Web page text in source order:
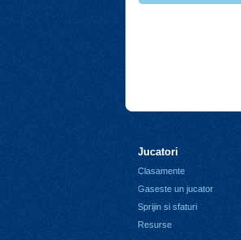
Jucatori
Clasamente
Gaseste un jucator
Sprijin si sfaturi
Resurse